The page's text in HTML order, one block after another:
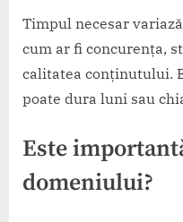
Timpul necesar
cum ar fi concurența,
calitatea conținutului.
poate dura luni sau
Este
domeniului?